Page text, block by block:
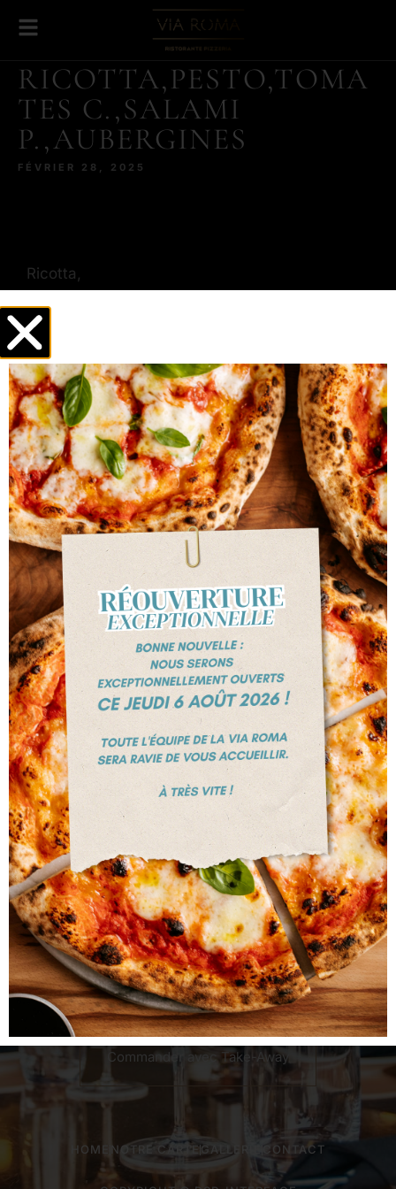
RICOTTA,PESTO,TOMA
TES C.,SALAMI
P.,AUBERGINES
FÉVRIER 28, 2025
Ricotta,
Tomates cerise,
Salami piquant,
Aubergines,
Pignons de pin
+324 247 47 76
Chaussée de tongres, 516
4000 LIEGE
HORAIRE D'OUVERTURE
Ouvert tous les jours12h00 à 14h00 etde 18h00 à
22h30sauf les mercredis et jeudis
Fermé Samedi midi
Commander avec Take-Away
HOME NOTRE CARTEGALLERIE CONTACT